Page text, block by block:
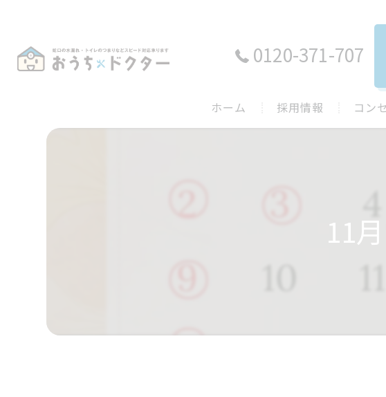
0120-371-707
ホーム 採用情報 コン
11